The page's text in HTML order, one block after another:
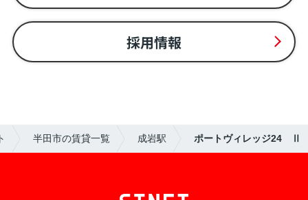
採用情報
半田市の賃貸一覧 成岩駅 ポートヴィレッジ24 Ⅱ